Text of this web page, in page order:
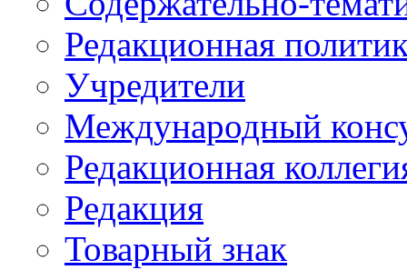
Редакционная
Учредители
Международный
Редакционная
Редакция
Товарный знак